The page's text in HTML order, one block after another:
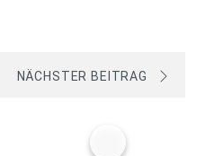
NÄCHSTER BEITRAG